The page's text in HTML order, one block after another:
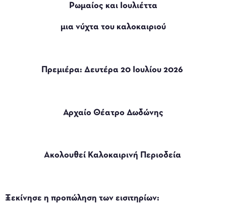
Ρωμαίος και Ιουλιέττα
μια νύχτα του καλοκαιριού
Πρεμιέρα: Δευτέρα 20 Ιουλίου 2026
Αρχαίο Θέατρο Δωδώνης
Ακολουθεί Καλοκαιρινή Περιοδεία
Ξεκίνησε η προπώληση των εισιτηρίων: